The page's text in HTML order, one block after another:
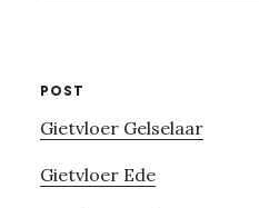
POST
Gietvloer Gelselaar
Gietvloer Ede